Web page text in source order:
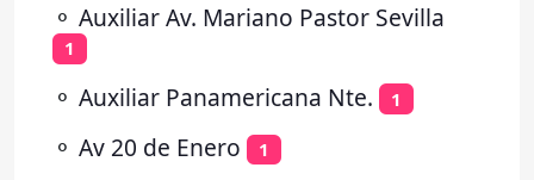
⚬ Auxiliar Av. Mariano Pastor Sevilla
1
⚬ Auxiliar Panamericana Nte. 1
⚬ Av 20 de Enero 1